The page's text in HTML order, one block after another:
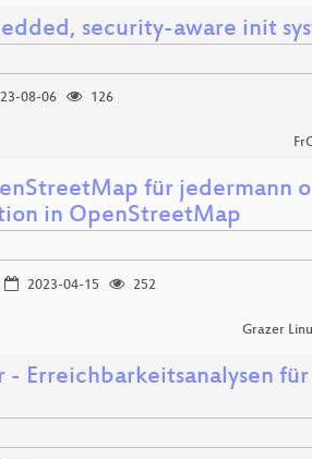
security-aware init
08-06
126
für jedermann
in OpenStreetMap
2023-04-15
252
Grazer
Erreichbarkeitsanalysen für